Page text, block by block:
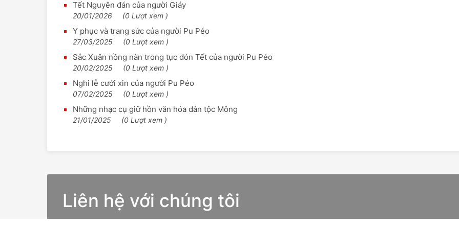
Tết Nguyên đán của người Giáy
20/01/2026 (0 Lượt xem )
Y phục và trang sức của người Pu Péo
27/03/2025 (0 Lượt xem )
Sắc Xuân nồng nàn trong tục đón Tết của người Pu Péo
20/02/2025 (0 Lượt xem )
Nghi lễ cưới xin của người Pu Péo
07/02/2025 (0 Lượt xem )
Những nhạc cụ giữ hồn văn hóa dân tộc Mông
21/01/2025 (0 Lượt xem )
Liên hệ với chúng tôi